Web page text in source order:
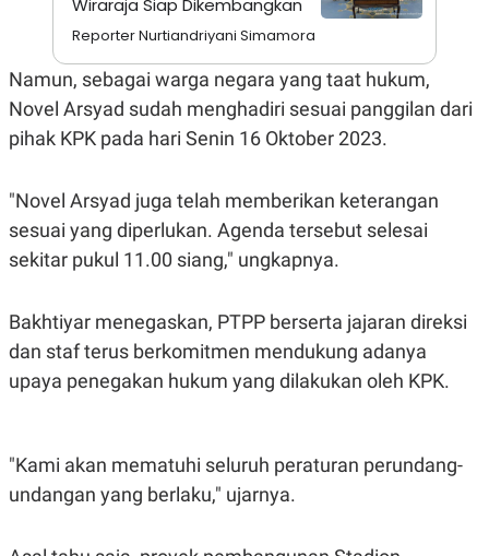
M
N
T
E
A
E
A
R
I
P
U
S
I
M
A
Reporter Nurtiandriyani Simamora
Namun, sebagai warga negara yang taat hukum,
Novel Arsyad sudah menghadiri sesuai panggilan dari
pihak KPK pada hari Senin 16 Oktober 2023.
"Novel Arsyad juga telah memberikan keterangan
sesuai yang diperlukan. Agenda tersebut selesai
sekitar pukul 11.00 siang," ungkapnya.
Bakhtiyar menegaskan, PTPP berserta jajaran direksi
dan staf terus berkomitmen mendukung adanya
upaya penegakan hukum yang dilakukan oleh KPK.
"Kami akan mematuhi seluruh peraturan perundang-
undangan yang berlaku," ujarnya.